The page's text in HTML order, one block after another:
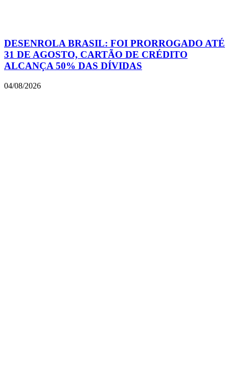
DESENROLA BRASIL: FOI PRORROGADO ATÉ
31 DE AGOSTO, CARTÃO DE CRÉDITO
ALCANÇA 50% DAS DÍVIDAS
04/08/2026